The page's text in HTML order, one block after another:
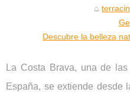
Descubre la belleza
La Costa Brava, una de
España, se extiende desde